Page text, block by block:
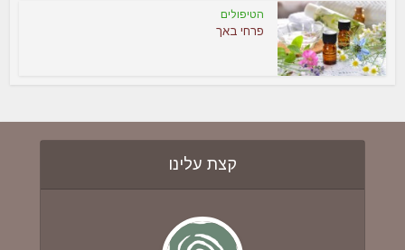
הטיפולים
פרחי באך
קצת עלינו